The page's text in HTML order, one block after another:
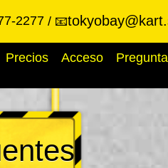
2277 📧
Precios Acceso